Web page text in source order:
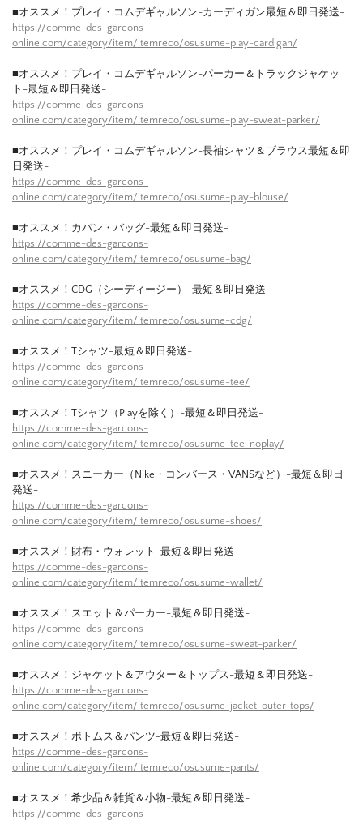
■オススメ！プレイ・コムデギャルソン-カーディガン最短＆即日発送-
https://comme-des-garcons-
online.com/category/item/itemreco/osusume-play-cardigan/
■オススメ！プレイ・コムデギャルソン-パーカー＆トラックジャケッ
ト-最短＆即日発送-
https://comme-des-garcons-
online.com/category/item/itemreco/osusume-play-sweat-parker/
■オススメ！プレイ・コムデギャルソン-長袖シャツ＆ブラウス最短＆即
日発送-
https://comme-des-garcons-
online.com/category/item/itemreco/osusume-play-blouse/
■オススメ！カバン・バッグ-最短＆即日発送-
https://comme-des-garcons-
online.com/category/item/itemreco/osusume-bag/
■オススメ！CDG（シーディージー）-最短＆即日発送-
https://comme-des-garcons-
online.com/category/item/itemreco/osusume-cdg/
■オススメ！Tシャツ-最短＆即日発送-
https://comme-des-garcons-
online.com/category/item/itemreco/osusume-tee/
■オススメ！Tシャツ（Playを除く）-最短＆即日発送-
https://comme-des-garcons-
online.com/category/item/itemreco/osusume-tee-noplay/
■オススメ！スニーカー（Nike・コンバース・VANSなど）-最短＆即日
発送-
https://comme-des-garcons-
online.com/category/item/itemreco/osusume-shoes/
■オススメ！財布・ウォレット-最短＆即日発送-
https://comme-des-garcons-
online.com/category/item/itemreco/osusume-wallet/
■オススメ！スエット＆パーカー-最短＆即日発送-
https://comme-des-garcons-
online.com/category/item/itemreco/osusume-sweat-parker/
■オススメ！ジャケット＆アウター＆トップス-最短＆即日発送-
https://comme-des-garcons-
online.com/category/item/itemreco/osusume-jacket-outer-tops/
■オススメ！ボトムス＆パンツ-最短＆即日発送-
https://comme-des-garcons-
online.com/category/item/itemreco/osusume-pants/
■オススメ！希少品＆雑貨＆小物-最短＆即日発送-
https://comme-des-garcons-